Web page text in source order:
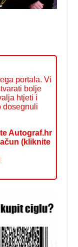
portala. Vi
bolje
htjeti i
dosegnuli
Autograf.hr
(kliknite